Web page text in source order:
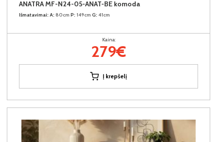
ANATRA MF-N24-05-ANAT-BE komoda
Išmatavimai: A: 80cm P: 149cm G: 41cm
Kaina:
279€
Į krepšelį